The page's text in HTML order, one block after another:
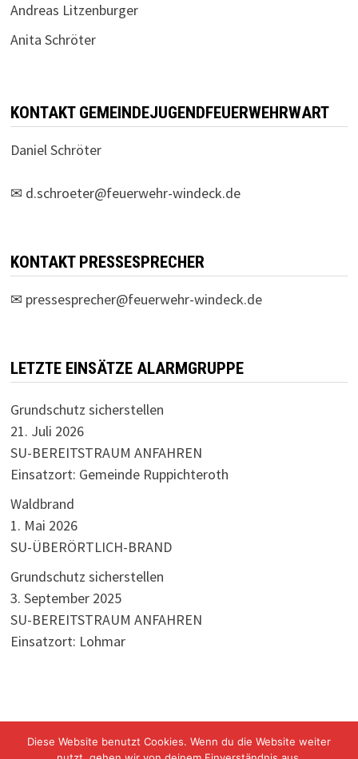
Andreas Litzenburger
Anita Schröter
KONTAKT GEMEINDEJUGENDFEUERWEHRWART
Daniel Schröter
✉ d.schroeter@feuerwehr-windeck.de
KONTAKT PRESSESPRECHER
✉ pressesprecher@feuerwehr-windeck.de
LETZTE EINSÄTZE ALARMGRUPPE
Grundschutz sicherstellen
21. Juli 2026
SU-BEREITSTRAUM ANFAHREN
Einsatzort: Gemeinde Ruppichteroth
Waldbrand
1. Mai 2026
SU-ÜBERÖRTLICH-BRAND
Grundschutz sicherstellen
3. September 2025
SU-BEREITSTRAUM ANFAHREN
Einsatzort: Lohmar
Diese Website benutzt Cookies. Wenn du die Website weiter